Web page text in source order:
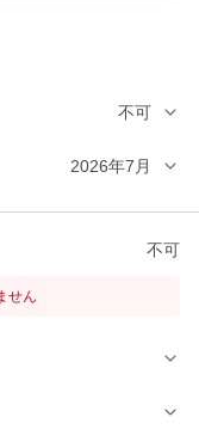
不可
2026年7月
不可
せん